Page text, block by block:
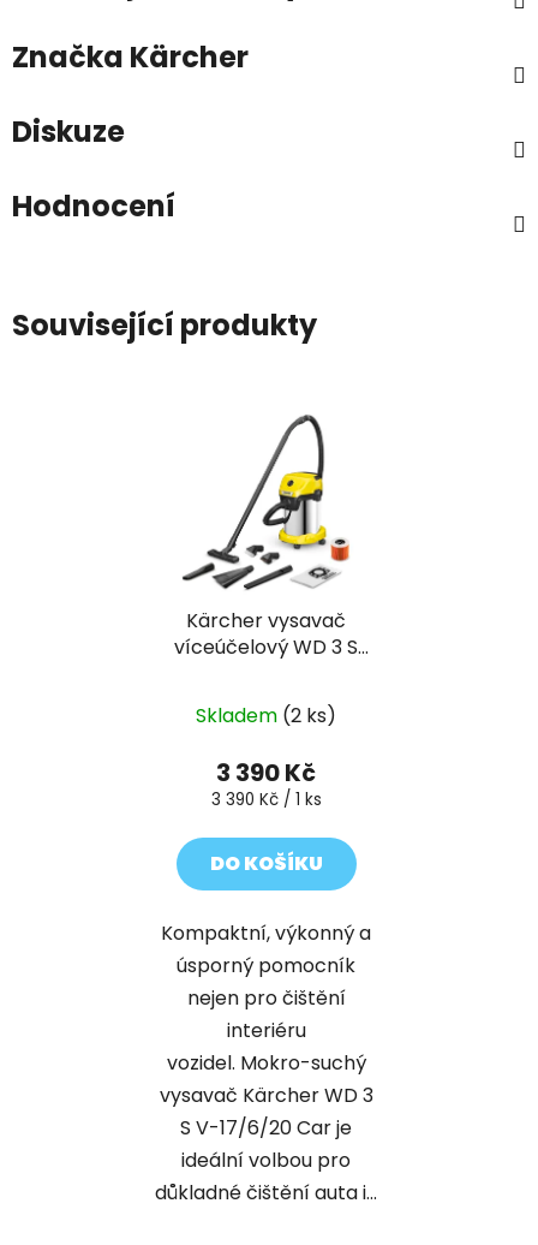
Značka Kärcher
Diskuze
Hodnocení
Související produkty
Kärcher vysavač
víceúčelový WD 3 S
Skladem (2 ks)
3 390 Kč
Měrná
3 390 Kč / 1 ks
DO KOŠÍKU
Kompaktní, výkonný a
úsporný pomocník
nejen pro čištění
interiéru
vozidel. Mokro-suchý
vysavač Kärcher WD 3
S V-17/6/20 Car je
ideální volbou pro
důkladné čištění auta i...